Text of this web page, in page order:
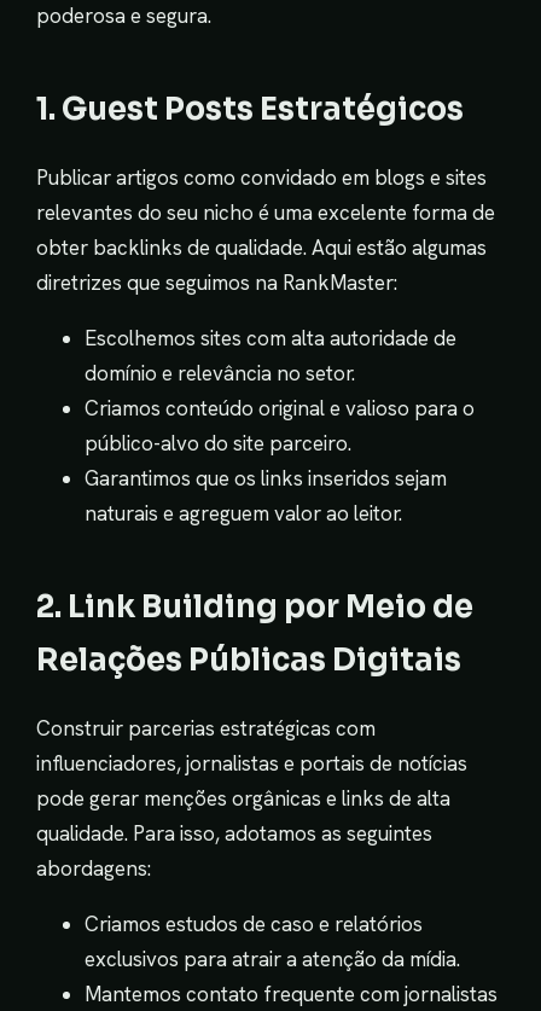
poderosa e segura.
1. Guest Posts Estratégicos
Publicar artigos como convidado em blogs e sites
relevantes do seu nicho é uma excelente forma de
obter backlinks de qualidade. Aqui estão algumas
diretrizes que seguimos na RankMaster:
Escolhemos sites com alta autoridade de
domínio e relevância no setor.
Criamos conteúdo original e valioso para o
público-alvo do site parceiro.
Garantimos que os links inseridos sejam
naturais e agreguem valor ao leitor.
2. Link Building por Meio de
Relações Públicas Digitais
Construir parcerias estratégicas com
influenciadores, jornalistas e portais de notícias
pode gerar menções orgânicas e links de alta
qualidade. Para isso, adotamos as seguintes
abordagens:
Criamos estudos de caso e relatórios
exclusivos para atrair a atenção da mídia.
Mantemos contato frequente com jornalistas